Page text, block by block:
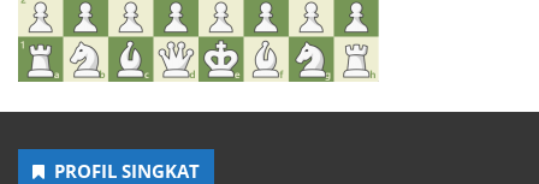
PROFIL SINGKAT